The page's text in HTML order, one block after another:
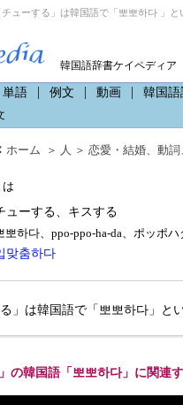
ューする」は韓国語で「뽀뽀하다 」と
韓国語辞書ケイペディア
単語 例文 動画 韓国語
： ホーム ＞ 人 ＞ 恋愛・結婚、 動詞
は
ューする、キスする
뽀하다、ppo-ppo-ha-da、ポッポハ
맞춤하다
る」は韓国語で「뽀뽀하다」とい
の韓国語「뽀뽀하다」に関連